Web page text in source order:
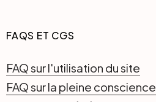
FAQS ET CGS
FAQ sur l'utilisation du site
FAQ sur la pleine conscience